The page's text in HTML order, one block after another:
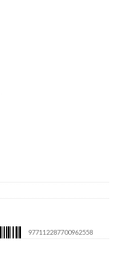
977112287700962558